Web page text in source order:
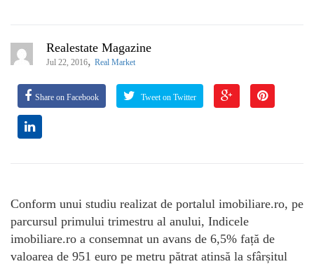
Realestate Magazine
Jul 22, 2016, Real Market
Share on Facebook Tweet on Twitter
Conform unui studiu realizat de portalul imobiliare.ro, pe
parcursul primului trimestru al anului, Indicele
imobiliare.ro a consemnat un avans de 6,5% față de
valoarea de 951 euro pe metru pătrat atinsă la sfârșitul